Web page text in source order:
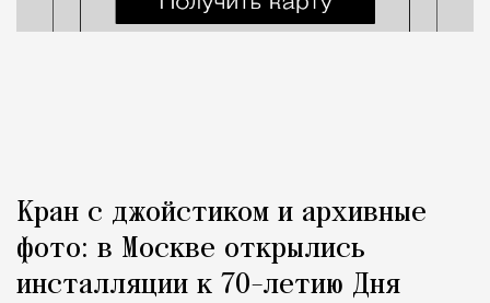
Кран с джойстиком и архивные
фото: в Москве открылись
инсталляции к 70-летию Дня